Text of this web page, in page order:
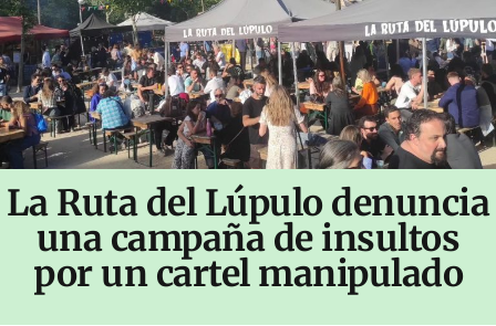
La Ruta del Lúpulo denuncia
una campaña de insultos
por un cartel manipulado